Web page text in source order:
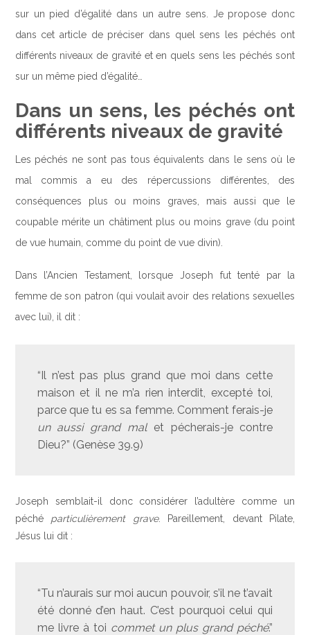
sur un pied d’égalité dans un autre sens. Je propose donc
dans cet article de préciser dans quel sens les péchés ont
différents niveaux de gravité et en quels sens les péchés sont
sur un même pied d’égalité…
Dans un sens, les péchés ont
différents niveaux de gravité
Les péchés ne sont pas tous équivalents dans le sens où le
mal commis a eu des répercussions différentes, des
conséquences plus ou moins graves, mais aussi que le
coupable mérite un châtiment plus ou moins grave (du point
de vue humain, comme du point de vue divin).
Dans l’Ancien Testament, lorsque Joseph fut tenté par la
femme de son patron (qui voulait avoir des relations sexuelles
avec lui), il dit :
“Il n’est pas plus grand que moi dans cette
maison et il ne m’a rien interdit, excepté toi,
parce que tu es sa femme. Comment ferais-je
un aussi grand malet pécherais-je contre
Dieu?” (Genèse 39.9)
Joseph semblait-il donc considérer l’adultère comme un
péché particulièrement grave. Pareillement, devant Pilate,
Jésus lui dit :
“Tu n’aurais sur moi aucun pouvoir, s’il ne t’avait
été donné d’en haut. C’est pourquoi celui qui
me livre à toi commet un plus grand péché.”